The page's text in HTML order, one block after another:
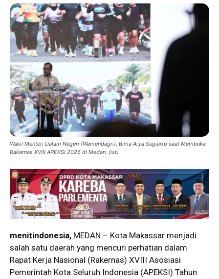
Wakil Menteri Dalam Negeri (Wamendagri), Bima Arya Sugiarto saat Membuka
Rakernas XVIII APEKSI 2026 di Medan. (ist)
menitindonesia, MEDAN – Kota Makassar menjadi
salah satu daerah yang mencuri perhatian dalam
Rapat Kerja Nasional (Rakernas) XVIII Asosiasi
Pemerintah Kota Seluruh Indonesia (APEKSI) Tahun